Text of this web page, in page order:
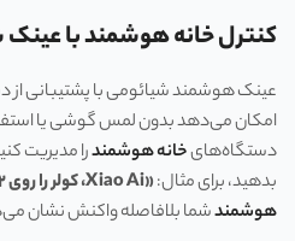
کنترل خانه هوشمند با
امکان می‌دهد بدون لمس گوشی یا
دستگاه‌هایخانه هوشمندرا مدیریت
بدهید، برای مثال:«Xiao Ai ، کولر را روی
هوشمندشما بلافاصله واکنش نشان